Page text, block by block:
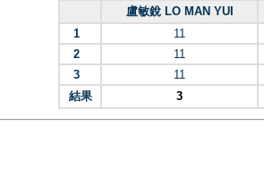
盧敏銳 LO MAN YUI
1
11
2
11
3
11
結果
3